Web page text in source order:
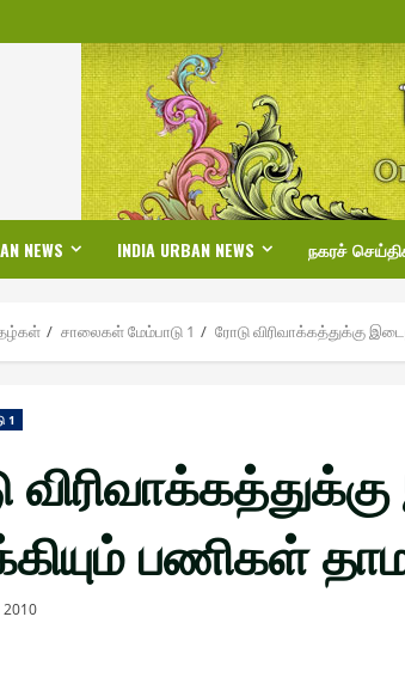
NEWS INDIA URBAN NEWS நகரச்
சாலை௧ள் மேம்பாடு 1 ரோடு விரிவாக்கத்துக்கு
1
பணிகள்
2010